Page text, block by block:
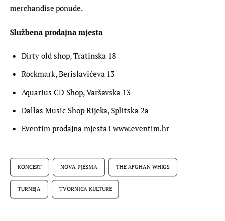
merchandise ponude.
Službena prodajna mjesta
Dirty old shop, Tratinska 18
Rockmark, Berislavićeva 13
Aquarius CD Shop, Varšavska 13
Dallas Music Shop Rijeka, Splitska 2a
Eventim prodajna mjesta i www.eventim.hr
KONCERT NOVA PJESMA THE AFGHAN WHIGS
TURNEJA TVORNICA KULTURE